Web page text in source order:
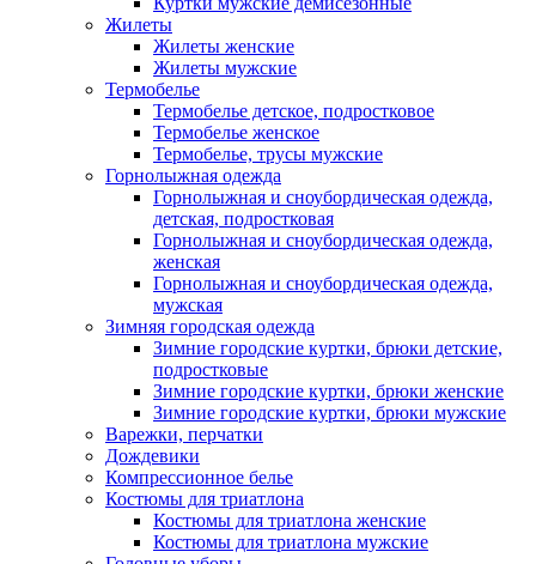
Жилеты
Жилеты женские
Жилеты мужские
Термобелье
Термобелье детское, подростковое
Термобелье женское
Термобелье, трусы мужские
Горнолыжная одежда
Горнолыжная и сноубордическая одежда,
детская, подростковая
Горнолыжная и сноубордическая одежда,
женская
Горнолыжная и сноубордическая одежда,
мужская
Зимняя городская одежда
Зимние городские куртки, брюки детские,
подростковые
Зимние городские куртки, брюки женские
Зимние городские куртки, брюки мужские
Варежки, перчатки
Дождевики
Компрессионное белье
Костюмы для триатлона
Костюмы для триатлона женские
Костюмы для триатлона мужские